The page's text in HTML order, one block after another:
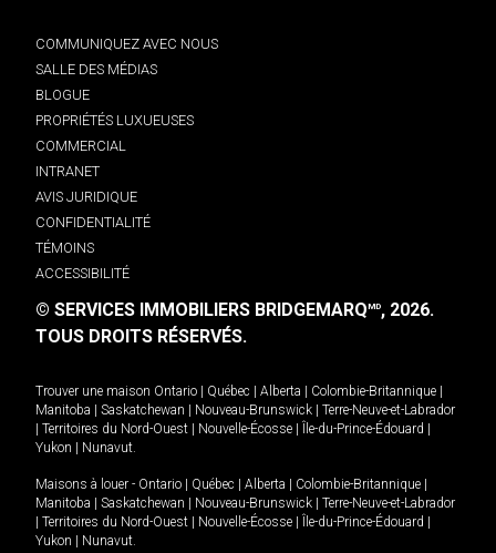
COMMUNIQUEZ AVEC NOUS
SALLE DES MÉDIAS
BLOGUE
PROPRIÉTÉS LUXUEUSES
COMMERCIAL
INTRANET
AVIS JURIDIQUE
CONFIDENTIALITÉ
TÉMOINS
ACCESSIBILITÉ
© SERVICES IMMOBILIERS BRIDGEMARQMD, 2026.
TOUS DROITS RÉSERVÉS.
Trouver une maison Ontario Québec Alberta Colombie-Britannique
Manitoba
Saskatchewan Nouveau-Brunswick
Terre-Neuve-et-Labrador
Territoires du Nord-Ouest Nouvelle-Écosse Île-du-Prince-Édouard
Yukon
Nunavut.
Maisons à louer - Ontario Québec Alberta Colombie-Britannique
Manitoba
Saskatchewan Nouveau-Brunswick
Terre-Neuve-et-Labrador
Territoires du Nord-Ouest Nouvelle-Écosse Île-du-Prince-Édouard
Yukon
Nunavut.